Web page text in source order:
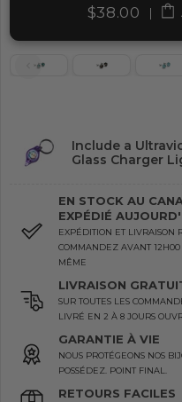
$38.00 |
Include a
Glass Charger
EN STOCK AU
EXPÉDIÉ
EXPÉDITION ET LIVRAISON
COMMANDEZ AVANT
MÊME
LIVRAISON
SUR TOUTES LES
LIVRÉ EN 2 À 8 JOURS
GARANTIE À VIE
NOUS PROTÉGEONS NOS
POSSÉDEZ. POINT FINAL.
RETOURS FACILES